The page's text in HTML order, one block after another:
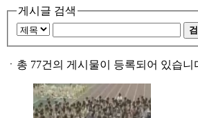
게시글 검색
ㆍ 총 77건의 게시물이 등록되어 있습니